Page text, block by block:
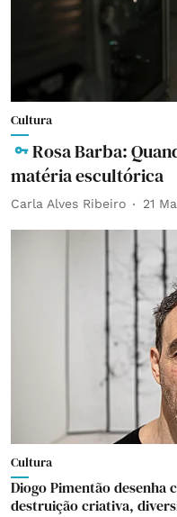
Cultura
Rosa Barba:
matéria escultórica
Carla Alves Ribeiro 21
Cultura
Diogo Pimentão desenha
destruição criativa,